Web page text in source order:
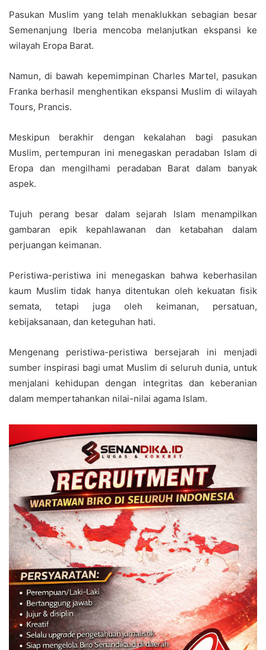
Pasukan Muslim yang telah menaklukkan sebagian besar
Semenanjung Iberia mencoba melanjutkan ekspansi ke
wilayah Eropa Barat.
Namun, di bawah kepemimpinan Charles Martel, pasukan
Franka berhasil menghentikan ekspansi Muslim di wilayah
Tours, Prancis.
Meskipun berakhir dengan kekalahan bagi pasukan
Muslim, pertempuran ini menegaskan peradaban Islam di
Eropa dan mengilhami peradaban Barat dalam banyak
aspek.
Tujuh perang besar dalam sejarah Islam menampilkan
gambaran epik kepahlawanan dan ketabahan dalam
perjuangan keimanan.
Peristiwa-peristiwa ini menegaskan bahwa keberhasilan
kaum Muslim tidak hanya ditentukan oleh kekuatan fisik
semata, tetapi juga oleh keimanan, persatuan,
kebijaksanaan, dan keteguhan hati.
Mengenang peristiwa-peristiwa bersejarah ini menjadi
sumber inspirasi bagi umat Muslim di seluruh dunia, untuk
menjalani kehidupan dengan integritas dan keberanian
dalam mempertahankan nilai-nilai agama Islam.